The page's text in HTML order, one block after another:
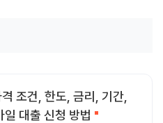
조건, 한도, 금리, 기간,
대출 신청 방법